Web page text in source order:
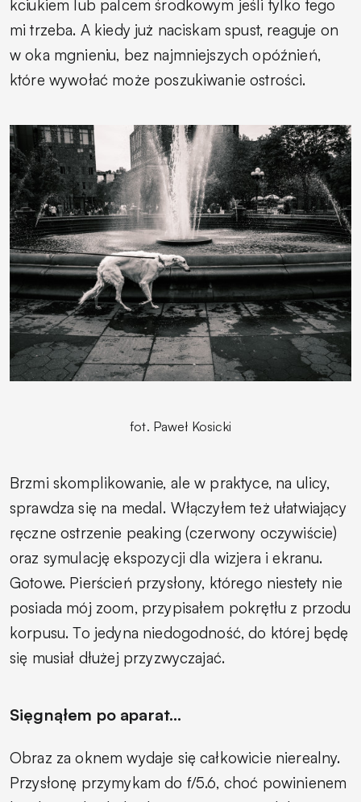
kciukiem lub palcem środkowym jeśli tylko tego
mi trzeba. A kiedy już naciskam spust, reaguje on
w oka mgnieniu, bez najmniejszych opóźnień,
które wywołać może poszukiwanie ostrości.
fot. Paweł Kosicki
Brzmi skomplikowanie, ale w praktyce, na ulicy,
sprawdza się na medal. Włączyłem też ułatwiający
ręczne ostrzenie peaking (czerwony oczywiście)
oraz symulację ekspozycji dla wizjera i ekranu.
Gotowe. Pierścień przysłony, którego niestety nie
posiada mój zoom, przypisałem pokrętłu z przodu
korpusu. To jedyna niedogodność, do której będę
się musiał dłużej przyzwyczajać.
Sięgnąłem po aparat…
Obraz za oknem wydaje się całkowicie nierealny.
Przysłonę przymykam do f/5.6, choć powinienem